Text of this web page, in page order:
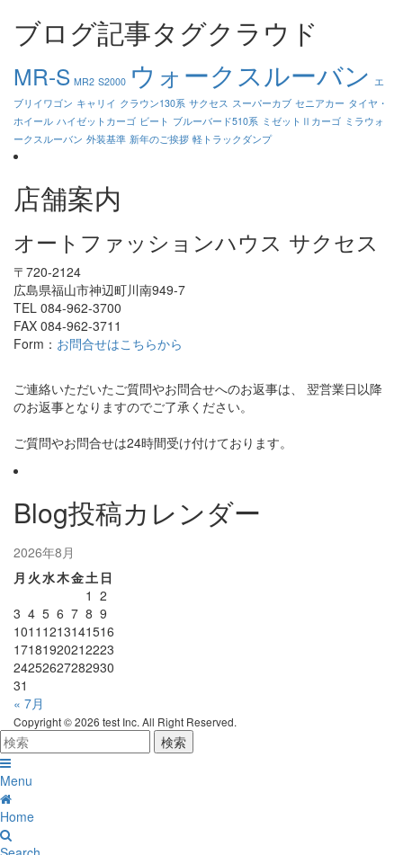
ブログ記事タグクラウド
MR-S MR2 S2000 ウォークスルーバン エ
ブリイワゴン キャリイ クラウン130系 サクセス スーパーカブ セニアカー タイヤ・
ホイール ハイゼットカーゴ ビート ブルーバード510系 ミゼットⅡカーゴ ミラウォ
ークスルーバン 外装基準 新年のご挨拶 軽トラックダンプ
店舗案内
オートファッションハウス サクセス
〒720-2124
広島県福山市神辺町川南949-7
TEL 084-962-3700
FAX 084-962-3711
Form： お問合せはこちらから
ご連絡いただいたご質問やお問合せへのお返事は、 翌営業日以降
のお返事となりますのでご了承ください。
ご質問やお問合せは24時間受け付けております。
Blog投稿カレンダー
2026年8月
月 火水木金土 日
1 2
3 4 5 6 7 8 9
1011 1213141516
17181920212223
24252627282930
31
« 7月
Copyright ©2026 test Inc. All Right Reserved.
Menu
Home